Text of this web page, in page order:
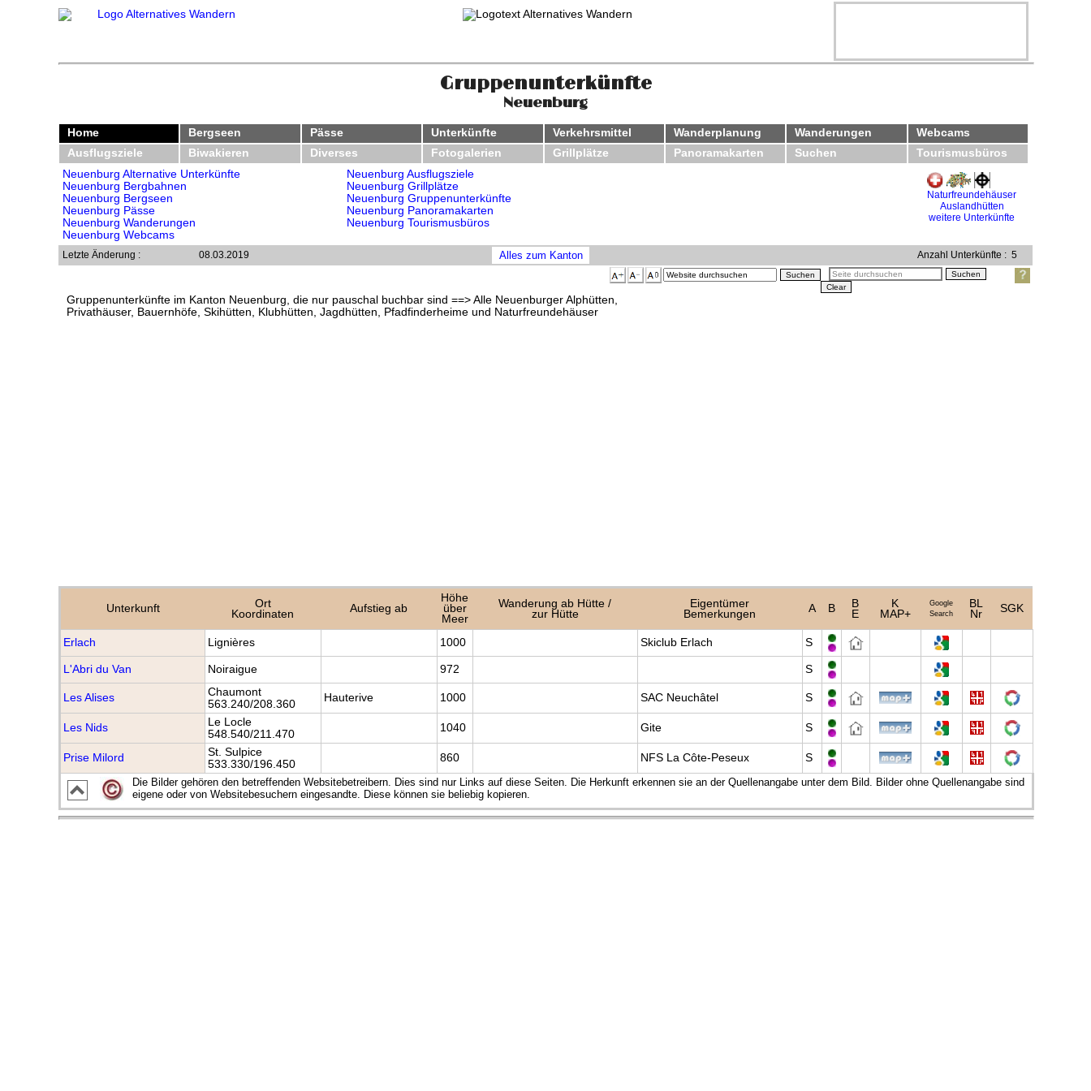
Gruppenunterkünfte
Neuenburg
Home Bergseen Pässe Unterkünfte Verkehrsmittel Wanderplanung Wanderungen
Webcams
Ausflugsziele
Biwakieren Diverses Fotogalerien Grillplätze Panoramakarten Suchen
Tourismusbüros
Neuenburg Alternative Unterkünfte
Neuenburg Bergbahnen
Neuenburg Bergseen
Neuenburg Pässe
Neuenburg Wanderungen
Neuenburg Webcams
Neuenburg Ausflugsziele
Neuenburg Grillplätze
Neuenburg Gruppenunterkünfte
Neuenburg Panoramakarten
Neuenburg Tourismusbüros
Naturfreundehäuser
Auslandhütten
weitere Unterkünfte
Letzte Änderung : 08.03.2019 Alles zum Kanton Anzahl Unterkünfte : 5
Gruppenunterkünfte im Kanton Neuenburg, die nur pauschal buchbar sind ==> Alle Neuenburger Alphütten,
Privathäuser, Bauernhöfe, Skihütten, Klubhütten, Jagdhütten, Pfadfinderheime und Naturfreundehäuser
Unterkunft
Ort
Koordinaten
Aufstieg ab
Höhe
über
Meer
Wanderung ab Hütte /
zur Hütte
Eigentümer
Bemerkungen
A B
B
E
K
MAP+
Google
Search
BL
Nr
SGK
Die Bilder gehören den betreffenden Websitebetreibern. Dies sind nur Links auf diese Seiten. Die Herkunft erkennen sie an der Quellenangabe unter dem Bild. Bilder ohne Quellenangabe sind
eigene oder von Websitebesuchern eingesandte. Diese können sie beliebig kopieren.
Erlach Lignières 1000 Skiclub Erlach S
L'Abri du Van Noiraigue 972 S
Les Alises
Chaumont
563.240/208.360
Hauterive 1000 SAC Neuchâtel S
Les Nids
Le Locle
548.540/211.470
1040 Gite S
Prise Milord
St. Sulpice
533.330/196.450
860 NFS La Côte-Peseux S